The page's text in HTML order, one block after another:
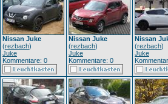
Nissan Juke
(rezbach)
Juke
Kommentare: 0
Nissan Juke
(rezbach)
Juke
Kommentare: 0
Nissan
(rezbach)
Juke